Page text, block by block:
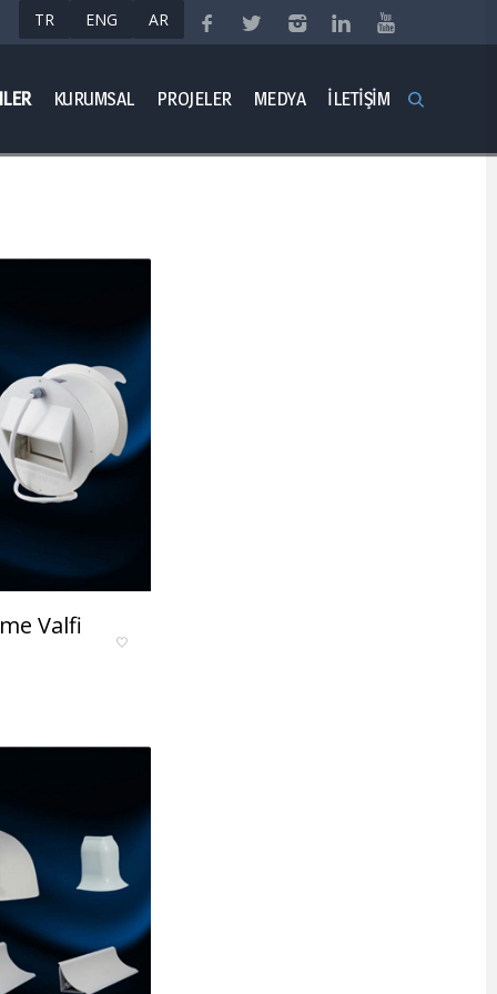
KURUMSAL PROJELER MEDYA İLETİŞİM
Anasayfa Ürünler
Valfi